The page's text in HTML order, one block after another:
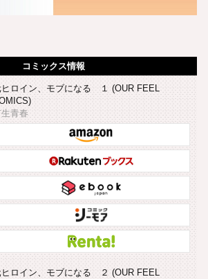
コミックス情報
ヒロイン、モブになる １ (OUR FEEL
青春
ヒロイン、モブになる ２ (OUR FEEL